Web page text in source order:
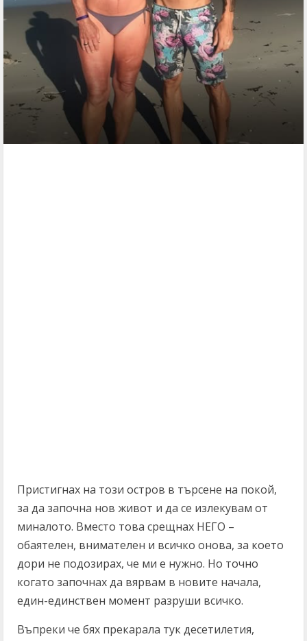
Пристигнах на този остров в търсене на покой,
за да започна нов живот и да се излекувам от
миналото. Вместо това срещнах НЕГО –
обаятелен, внимателен и всичко онова, за което
дори не подозирах, че ми е нужно. Но точно
когато започнах да вярвам в новите начала,
един-единствен момент разруши всичко.
Въпреки че бях прекарала тук десетилетия,